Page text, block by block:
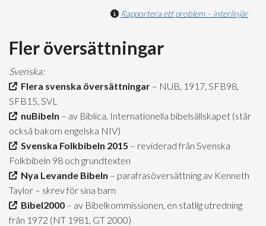
Rapportera ett problem – interlinjär
Fler översättningar
Svenska:
Flera svenska översättningar – NUB, 1917, SFB98,
SFB15, SVL
nuBibeln – av Biblica, Internationella bibelsällskapet (står
också bakom engelska NIV)
Svenska Folkbibeln 2015 – reviderad från Svenska
Folkbibeln 98 och grundtexten
Nya Levande Bibeln – parafrasöversättning av Kenneth
Taylor – skrev för sina barn
Bibel2000 – av Bibelkommissionen, en statlig utredning
från 1972 (NT 1981, GT 2000)